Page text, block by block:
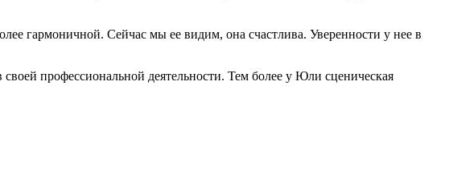
гармоничной. Сейчас мы ее видим, она счастлива. Уверенности у нее в
профессиональной деятельности. Тем более у Юли сценическая